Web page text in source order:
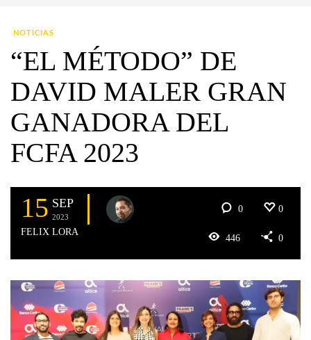
NOTICIAS
“EL MÉTODO” DE
DAVID MALER GRAN
GANADORA DEL
FCFA 2023
15 SEP
2023
FELIX LORA
0 0
446 0